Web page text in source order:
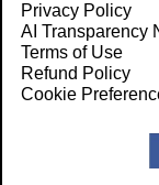
Privacy Policy
AI Transparency
Terms of Use
Refund Policy
Cookie